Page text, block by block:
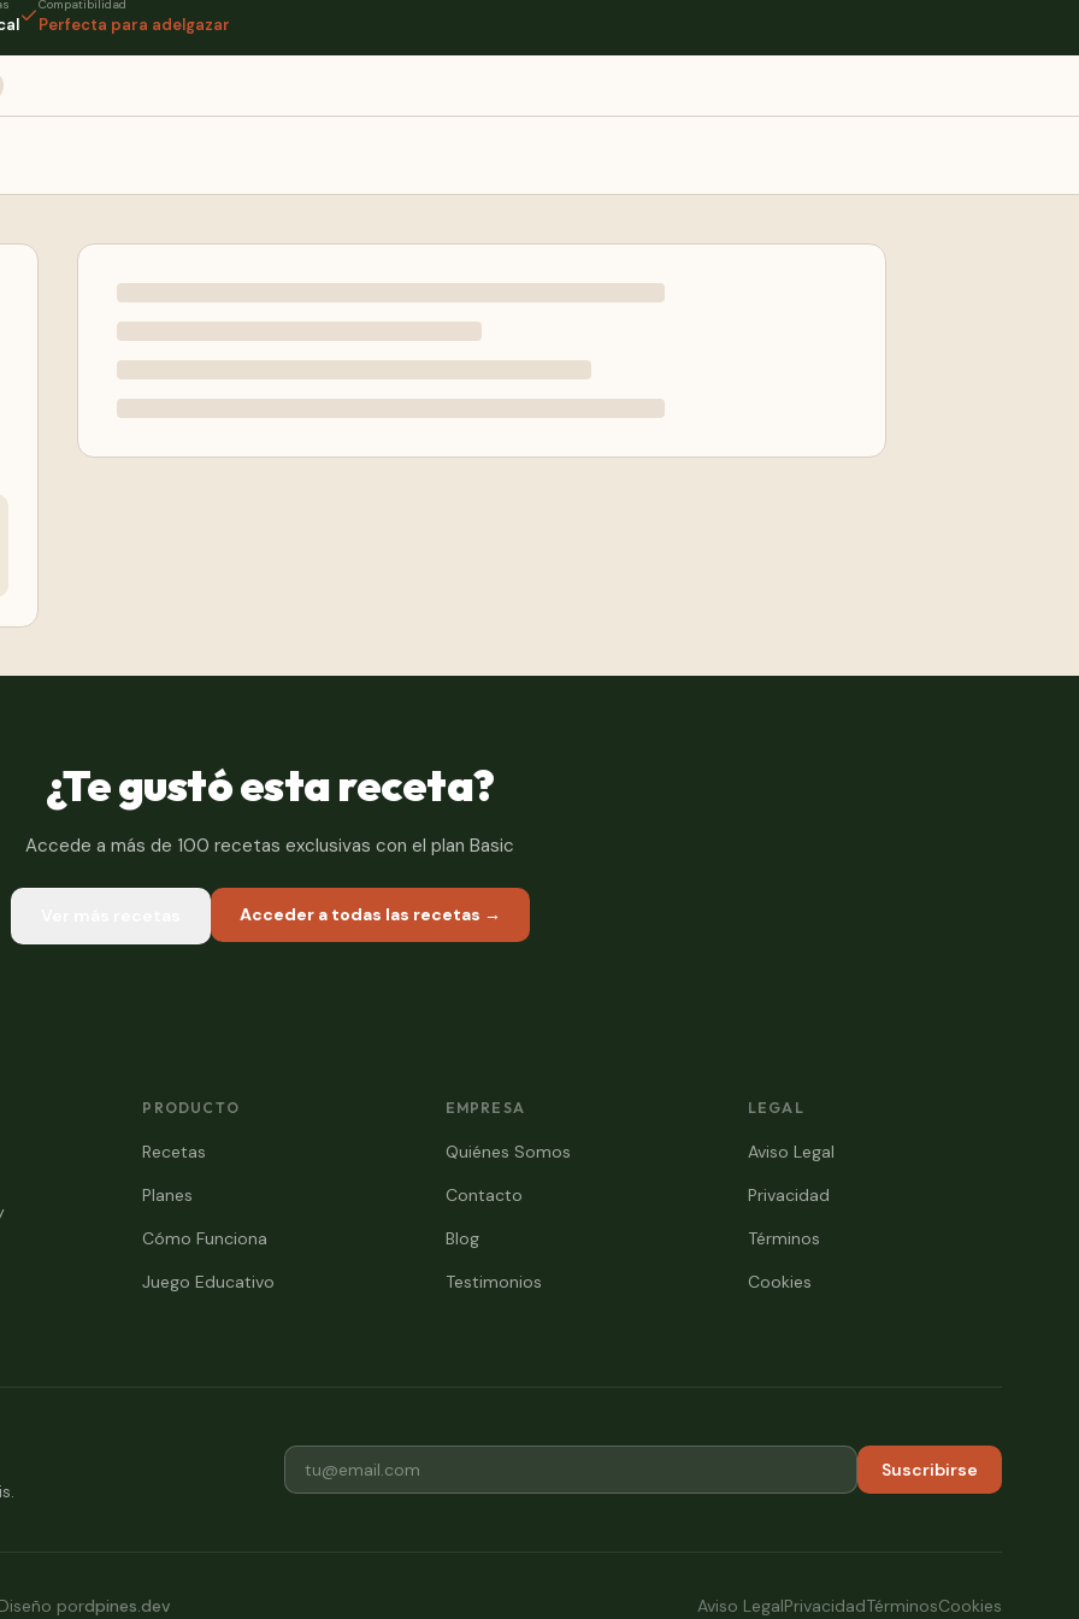
Compatibilidad
Perfecta para adelgazar
¿Te gustó esta receta?
Accede a más de 100 recetas exclusivas con el plan Basic
Acceder a todas las recetas →
PRODUCTO
Recetas
Planes
Cómo Funciona
Juego Educativo
EMPRESA
Quiénes Somos
Contacto
Blog
Testimonios
LEGAL
Aviso Legal
Privacidad
Términos
Cookies
Suscribirse
Diseño pordpines.dev Aviso LegalPrivacidadTérminosCookies